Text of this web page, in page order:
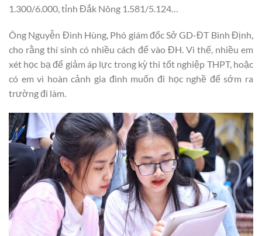
1.300/6.000, tỉnh Đắk Nông 1.581/5.124…
Ông Nguyễn Đình Hùng, Phó giám đốc Sở GD-ĐT Bình Định,
cho rằng thí sinh có nhiều cách để vào ĐH. Vì thế, nhiều em
xét học bạ để giảm áp lực trong kỳ thi tốt nghiệp THPT, hoặc
có em vì hoàn cảnh gia đình muốn đi học nghề để sớm ra
trường đi làm.